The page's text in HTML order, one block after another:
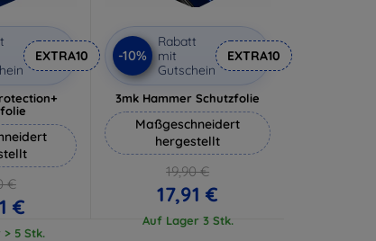
EXTRA10
€
€
5 Stk.
-10%
Rabatt
mit
Gutschein
EXTRA10
3mk Hammer Schutzfolie
Maßgeschneidert
hergestellt
19,90 €
17,91 €
Auf Lager 3 Stk.